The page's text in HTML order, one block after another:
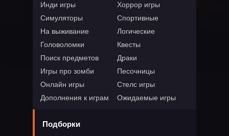
Инди игры
Хоррор игры
Симуляторы
Спортивные
На выживание
Логические
Головоломки
Квесты
Поиск предметов
Драки
Игры про зомби
Песочницы
Онлайн игры
Стелс игры
Дополнения к играм
Ожидаемые игры
Подборки